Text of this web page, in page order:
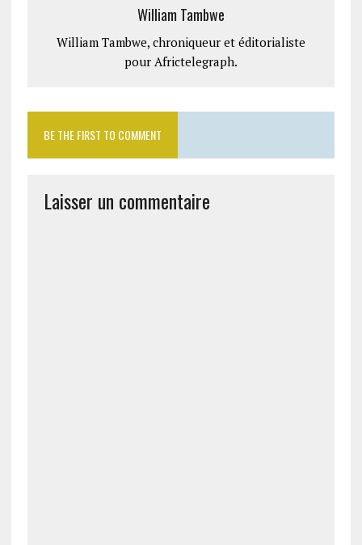
William Tambwe
William Tambwe, chroniqueur et éditorialiste
pour Africtelegraph.
BE THE FIRST TO COMMENT
Laisser un commentaire